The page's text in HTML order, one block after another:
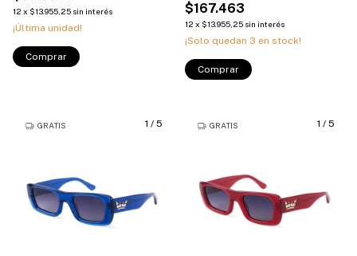
12 x $13.955,25 sin interés
¡Última unidad!
Comprar
$167.463
12 x $13.955,25 sin interés
¡Solo quedan 3 en stock!
Comprar
1 / 5
GRATIS 1 / 5
GRATIS